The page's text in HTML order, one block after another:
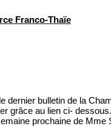
Franco-Thaïe
dernier bulletin de la
grâce au lien ci-
prochaine de Mme